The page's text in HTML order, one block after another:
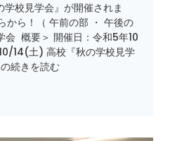
校見学会』が開催されま
から！（ 午前の部 ・ 午後の
概要＞ 開催日：令和5年10
14(土) 高校『秋の学校見学
続きを読む